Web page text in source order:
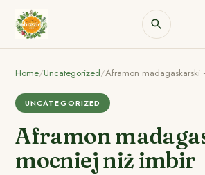
Home/Uncategorized/Aframon
UNCATEGORIZED
Aframon
mocniej niż imbir